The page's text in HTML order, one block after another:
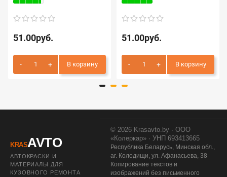
51.00руб.
В корзину
51.00руб.
В корзину
KRASAVTO
АВТОКРАСКИ И
МАТЕРИАЛЫ ДЛЯ
КУЗОВНОГО РЕМОНТА
© 2026 Krasavto.by · ООО
«Колеркар» · УНП 693413665
Республика Беларусь, Минская обл.,
аг. Колодищи, ул. Афанасьева, 38
Копирование текстов и
изображений без письменного